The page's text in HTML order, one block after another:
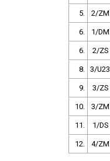
5. 2/ZM
6. 1/DM
6. 2/ZS
8. 3/U23
9. 3/ZS
10. 3/ZM
11. 1/DS
12. 4/ZM